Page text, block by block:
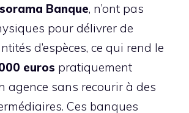
Banque, n’ont pas
pour délivrer de
d’espèces, ce qui rend le
euros pratiquement
agence sans recourir à des
Ces banques